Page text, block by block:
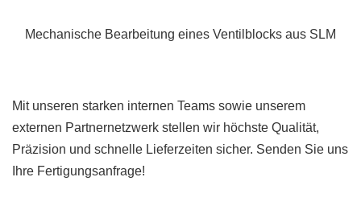
Mechanische Bearbeitung eines Ventilblocks aus SLM
Mit unseren starken internen Teams sowie unserem
externen Partnernetzwerk stellen wir höchste Qualität,
Präzision und schnelle Lieferzeiten sicher. Senden Sie uns
Ihre Fertigungsanfrage!